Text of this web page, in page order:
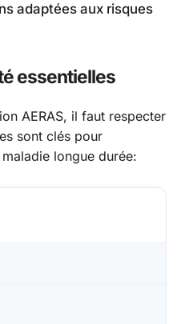
adaptées aux risques
essentielles
AERAS, il faut respecter
sont clés pour
longue durée: